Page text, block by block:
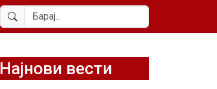
Најнови вести